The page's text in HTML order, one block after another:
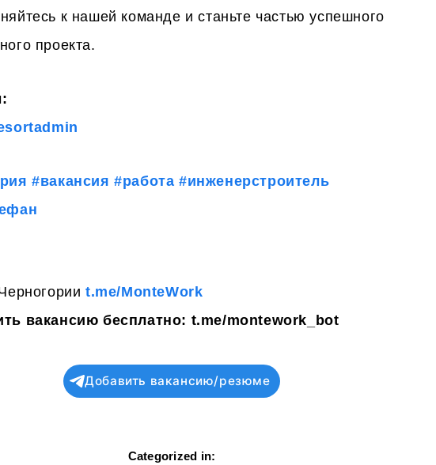
к нашей команде и станьте частью успешного
проекта.
#вакансия #работа #инженерстроитель
t.me/MonteWork
вакансию бесплатно: t.me/montework_bot
Добавить вакансию/резюме
Categorized in: